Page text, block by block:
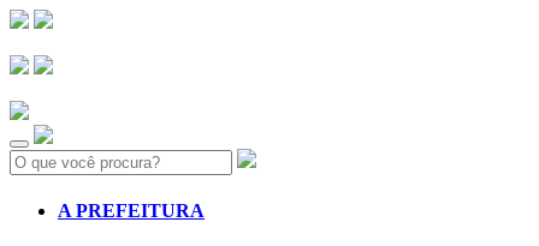
Search:
A PREFEITURA